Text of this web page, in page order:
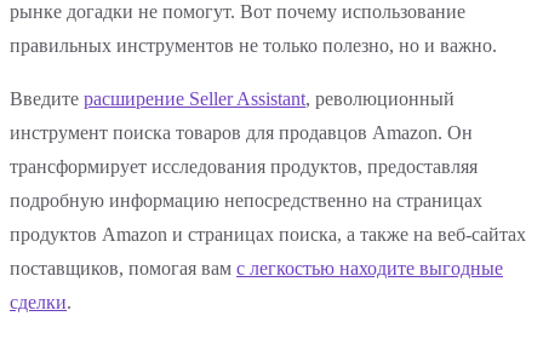
рынке догадки не помогут. Вот почему использование
правильных инструментов не только полезно, но и важно.
Введите расширение Seller Assistant, революционный
инструмент поиска товаров для продавцов Amazon. Он
трансформирует исследования продуктов, предоставляя
подробную информацию непосредственно на страницах
продуктов Amazon и страницах поиска, а также на веб-сайтах
поставщиков, помогая вам с легкостью находите выгодные
сделки.